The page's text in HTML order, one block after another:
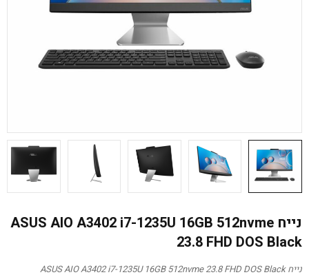
נייח ASUS AIO A3402 i7-1235U 16GB 512nvme
23.8 FHD DOS Black
נייח ASUS AIO A3402 i7-1235U 16GB 512nvme 23.8 FHD DOS Black